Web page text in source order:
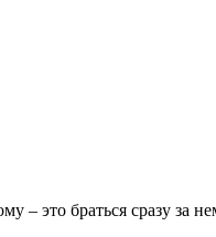
– это браться сразу за